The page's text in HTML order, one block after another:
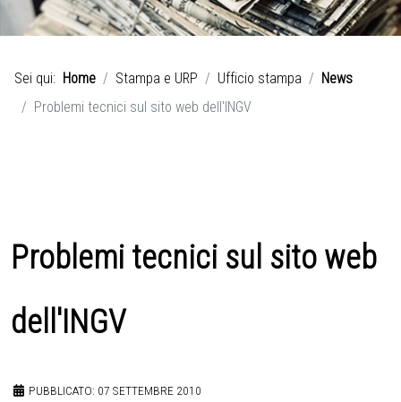
Sei qui: Home Stampa e URP Ufficio stampa
News
Problemi tecnici sul sito web dell'INGV
Problemi tecnici sul sito web
dell'INGV
PUBBLICATO: 07 SETTEMBRE 2010